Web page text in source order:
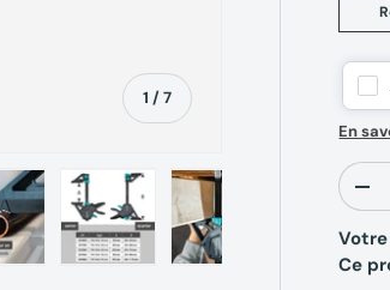
1 /de
7
Charger l’image 6 dans la vue de
Charger l’image 7
En
Qté
-
Ce